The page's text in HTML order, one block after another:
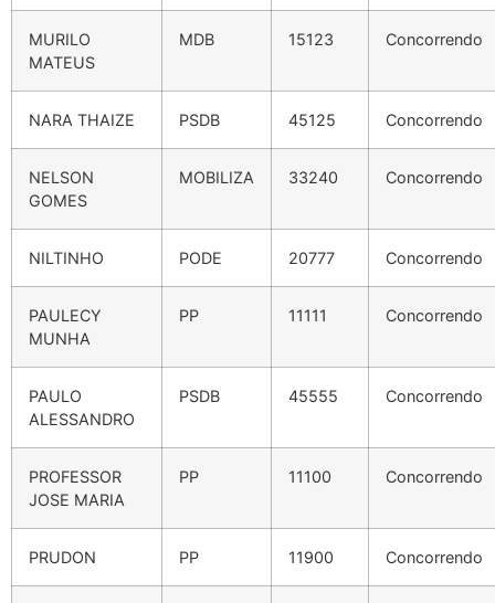
MURILO
MATEUS
MDB 15123 Concorrendo
NARA THAIZE PSDB 45125 Concorrendo
NELSON
GOMES
MOBILIZA 33240 Concorrendo
NILTINHO PODE 20777 Concorrendo
PAULECY
MUNHA
PP 11111 Concorrendo
PAULO
ALESSANDRO
PSDB 45555 Concorrendo
PROFESSOR
JOSE MARIA
PP 11100 Concorrendo
PRUDON PP 11900 Concorrendo